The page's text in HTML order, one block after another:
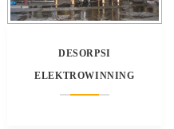
DESORPSI
ELEKTROWINNING